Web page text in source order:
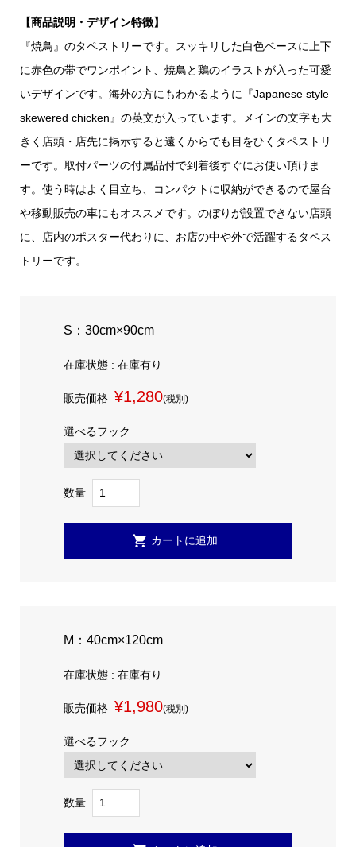
【商品説明・デザイン特徴】
『焼鳥』のタペストリーです。スッキリした白色ベースに上下
に赤色の帯でワンポイント、焼鳥と鶏のイラストが入った可愛
いデザインです。海外の方にもわかるように『Japanese style
skewered chicken』の英文が入っています。メインの文字も大
きく店頭・店先に掲示すると遠くからでも目をひくタペストリ
ーです。取付パーツの付属品付で到着後すぐにお使い頂けま
す。使う時はよく目立ち、コンパクトに収納ができるので屋台
や移動販売の車にもオススメです。のぼりが設置できない店頭
に、店内のポスター代わりに、お店の中や外で活躍するタペス
トリーです。
S：30cm×90cm
在庫状態 : 在庫有り
販売価格 ¥1,280(税別)
選べるフック
数量
M：40cm×120cm
在庫状態 : 在庫有り
販売価格 ¥1,980(税別)
選べるフック
数量